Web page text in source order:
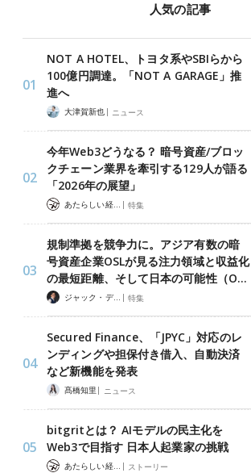
人気の記事
NOT A HOTEL、トヨタ系やSBIらから
100億円調達。「NOT A GARAGE」推
進へ
大津賀新也 | ニュース
今年Web3どうなる？ 暗号資産/ブロッ
クチェーン業界を牽引する129人が語る
「2026年の展望」
あたらしい経済 編集部 | 特集
規制準拠を競争力に。アジア有数の暗
号資産企業OSLが見る注力領域と収益化
の最短距離、そして日本の可能性（O…
ジャック・デロン（Jack Derong） | 特集
Secured Finance、「JPYC」対応のレ
ンディングや担保付き借入、自動決済
など新機能を発表
髙橋知里 | ニュース
bitgritとは？ AIモデルの民主化を
Web3で目指す 日本人起業家の挑戦
あたらしい経済 編集部 | ストーリー